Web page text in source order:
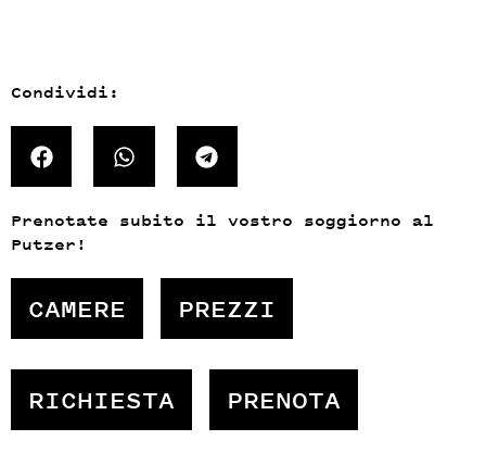
Condividi:
Prenotate subito il vostro soggiorno al
Putzer!
CAMERE PREZZI
RICHIESTA PRENOTA